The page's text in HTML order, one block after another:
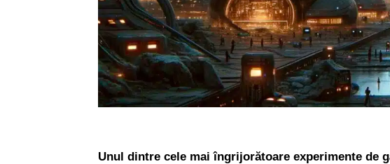
Unul dintre cele mai îngrijorătoare experimente de